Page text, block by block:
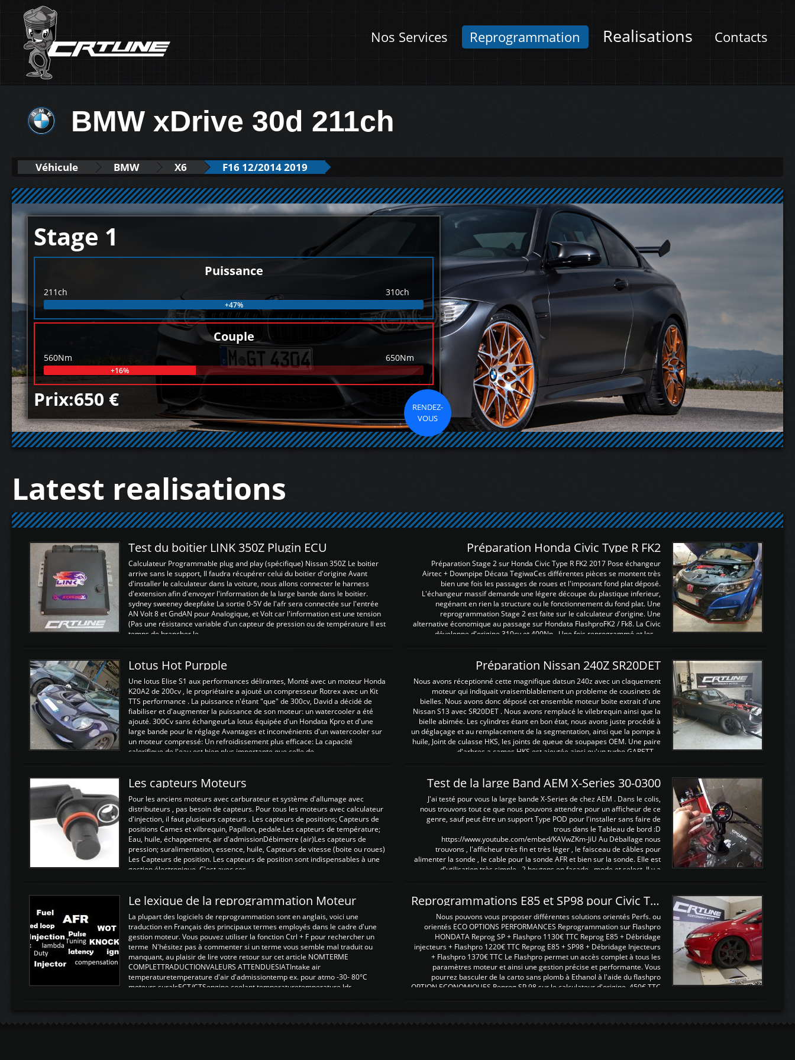
Nos Services Reprogrammation Realisations Contacts
BMW xDrive 30d 211ch
Véhicule BMW X6 F16 12/2014 2019
Stage 1
Puissance
211ch 310ch
+47%
Couple
560Nm 650Nm
+16%
Prix:650 €
RENDEZ-
VOUS
Latest realisations
Test du boitier LINK 350Z Plugin ECU
Calculateur Programmable plug and play (spécifique) Nissan 350Z Le boitier
arrive sans le support, Il faudra récupérer celui du boitier d'origine Avant
d'installer le calculateur dans la voiture, nous allons connecter le harness
d'extension afin d'envoyer l'information de la large bande dans le boitier.
sydney sweeney deepfake La sortie 0-5V de l'afr sera connectée sur l'entrée
AN Volt 8 et GndAN pour Analogique, et Volt car l'information est une tension
(Pas une résistance variable d'un capteur de pression ou de température Il est
temps de brancher le ...
Préparation Honda Civic Type R FK2
Préparation Stage 2 sur Honda Civic Type R FK2 2017 Pose échangeur
Airtec + Downpipe Décata TegiwaCes différentes pièces se montent très
bien une fois les passages de roues et l'imposant fond plat déposé.
L'échangeur massif demande une légere découpe du plastique inferieur,
negénant en rien la structure ou le fonctionnement du fond plat. Une
reprogrammation Stage 2 est faite sur le calculateur d'origine. Une
alternative économique au passage sur Hondata FlashproFK2 / Fk8. La Civic
développe d'origine 310cv et 400Nn , Une fois reprogrammé et les ...
Lotus Hot Purpple
Une lotus Elise S1 aux performances délirantes, Monté avec un moteur Honda
K20A2 de 200cv , le propriétaire a ajouté un compresseur Rotrex avec un Kit
TTS performance . La puissance n'étant "que" de 300cv, David a décidé de
fiabiliser et d'augmenter la puissance de son moteur: un watercooler a été
ajouté. 300Cv sans échangeurLa lotus équipée d'un Hondata Kpro et d'une
large bande pour le réglage Avantages et inconvénients d'un watercooler sur
un moteur compressé: Un refroidissement plus efficace: La capacité
calorifique de l'eau est bien plus importante que celle de ...
Préparation Nissan 240Z SR20DET
Nous avons réceptionné cette magnifique datsun 240z avec un claquement
moteur qui indiquait vraisemblablement un probleme de cousinets de
bielles. Nous avons donc déposé cet ensemble moteur boite extrait d'une
Nissan S13 avec SR20DET . Nous avons remplacé le vilebrequin ainsi que la
bielle abimée. Les cylindres étant en bon état, nous avons juste procédé à
un déglaçage et au remplacement de la segmentation, ainsi que la pompe à
huile, Joint de culasse HKS, les joints de queue de soupapes OEM. Une paire
d'arbres a cames HKS est ajoutée ainsi qu'un turbo GARETT ...
Les capteurs Moteurs
Pour les anciens moteurs avec carburateur et système d'allumage avec
distributeurs , pas besoin de capteurs. Pour tous les moteurs avec calculateur
d'injection, il faut plusieurs capteurs . Les capteurs de positions; Capteurs de
positions Cames et vilbrequin, Papillon, pedale.Les capteurs de température;
Eau, huile, échappement, air d'admissionDébimetre (air)Les capteurs de
pression; suralimentation, essence, huile, Capteurs de vitesse (boite ou roues)
Les Capteurs de position. Les capteurs de position sont indispensables à une
gestion électronique. C'est avec ces ...
Test de la large Band AEM X-Series 30-0300
J'ai testé pour vous la large bande X-Series de chez AEM . Dans le colis,
nous trouvons tout ce que nous pouvons attendre pour un afficheur de ce
genre, sauf peut être un support Type POD pour l'installer sans faire de
trous dans le Tableau de bord :D
https://www.youtube.com/embed/KAVwZKm-JiU Au Déballage nous
trouvons , l'afficheur très fin et très léger , le faisceau de câbles pour
alimenter la sonde , le cable pour la sonde AFR et bien sur la sonde. Elle est
d'utilisation très simple , 2 boutons en façade , mode et select. Il y a
Le lexique de la reprogrammation Moteur
La plupart des logiciels de reprogrammation sont en anglais, voici une
traduction en Français des principaux termes employés dans le cadre d'une
gestion moteur. Vous pouvez utiliser la fonction Ctrl + F pour rechercher un
terme N'hésitez pas à commenter si un terme vous semble mal traduit ou
manquant, au plaisir de lire votre retour sur cet article NOMTERME
COMPLETTRADUCTIONVALEURS ATTENDUESIATIntake air
temperaturetemperature d'air d'admissiontemp ex. pour atmo -30- 80°C
moteurs suralsECT/CTSengine coolant temperaturetemperature ldr
Reprogrammations E85 et SP98 pour Civic Type R FN2
Nous pouvons vous proposer différentes solutions orientés Perfs. ou
orientés ECO OPTIONS PERFORMANCES Reprogrammation sur Flashpro
HONDATA Reprog SP + Flashpro 1130€ TTC Reprog E85 + Débridage
injecteurs + Flashpro 1220€ TTC Reprog E85 + SP98 + Débridage Injecteurs
+ Flashpro 1370€ TTC Le Flashpro permet un accès complet à tous les
paramètres moteur et ainsi une gestion précise et performante. Vous
pourrez basculer de la carto sans plomb à Ethanol à l'aide du flashpro
OPTION ECONOMIQUES Reprog SP 98 sur le calculateur d'origine 450€ TTC